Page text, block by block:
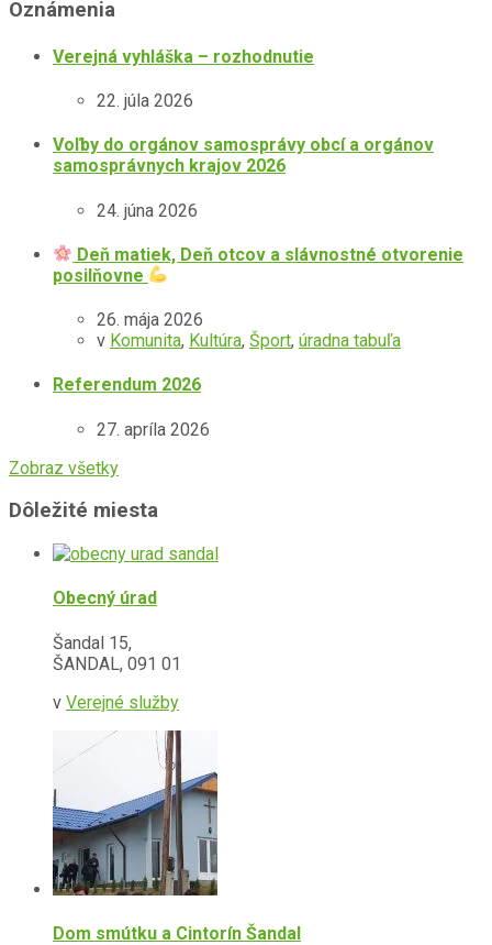
Oznámenia
Verejná vyhláška – rozhodnutie
22. júla 2026
Voľby do orgánov samosprávy obcí a orgánov
samosprávnych krajov 2026
24. júna 2026
Deň matiek, Deň otcov a slávnostné otvorenie
posilňovne
26. mája 2026
v Komunita, Kultúra, Šport, úradna tabuľa
Referendum 2026
27. apríla 2026
Zobraz všetky
Dôležité miesta
Obecný úrad
Šandal 15,
ŠANDAL, 091 01
v Verejné služby
Dom smútku a Cintorín Šandal